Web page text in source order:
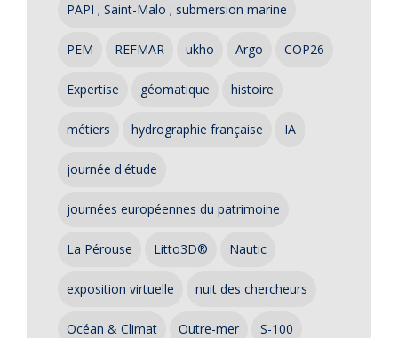
PAPI ; Saint-Malo ; submersion marine
PEM REFMAR ukho Argo COP26
Expertise géomatique histoire
métiers hydrographie française IA
journée d'étude
journées européennes du patrimoine
La Pérouse Litto3D® Nautic
exposition virtuelle nuit des chercheurs
Océan & Climat Outre-mer S-100